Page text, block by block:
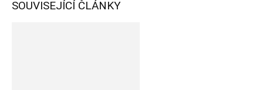
SOUVISEJÍCÍ ČLÁNKY